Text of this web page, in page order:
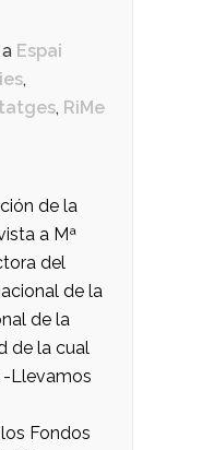
a Espai
,
, RiMe
de la
a Mª
del
de la
de la
de la cual
-Llevamos
Fondos